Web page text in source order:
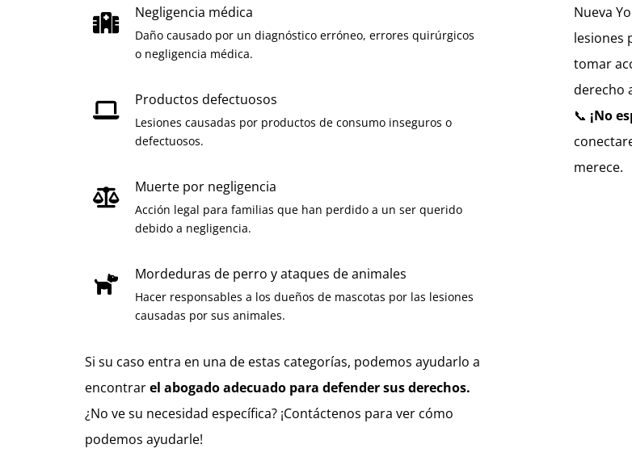
Negligencia médica
Daño causado por un diagnóstico erróneo, errores quirúrgicos
o negligencia médica.
Productos defectuosos
Lesiones causadas por productos de consumo inseguros o
defectuosos.
Muerte por negligencia
Acción legal para familias que han perdido a un ser querido
debido a negligencia.
Mordeduras de perro y ataques de animales
Hacer responsables a los dueños de mascotas por las lesiones
causadas por sus animales.
Si su caso entra en una de estas categorías, podemos ayudarlo a
encontrarel abogado adecuado para defender sus derechos.
¿No ve su necesidad específica? ¡Contáctenos para ver cómo
podemos ayudarle!
x
Nueva
lesiones
tomar
derecho
📞 ¡No
merece.